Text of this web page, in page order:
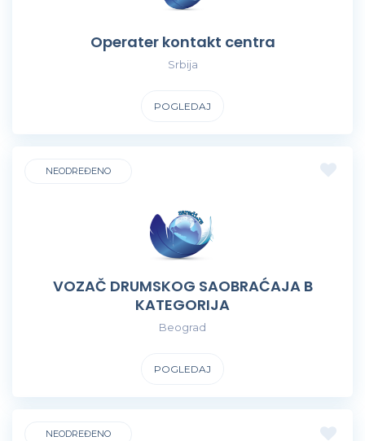
Operater kontakt centra
Srbija
POGLEDAJ
NEODREĐENO
VOZAČ DRUMSKOG SAOBRAĆAJA B
KATEGORIJA
Beograd
POGLEDAJ
NEODREĐENO